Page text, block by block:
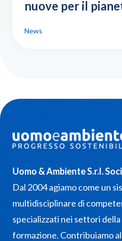
nuove per il
News
Uomo & Ambiente S.r.l.
Dal 2004 agiamo come un
multidisciplinare di
specializzati nei settori
formazione. Contribuiamo